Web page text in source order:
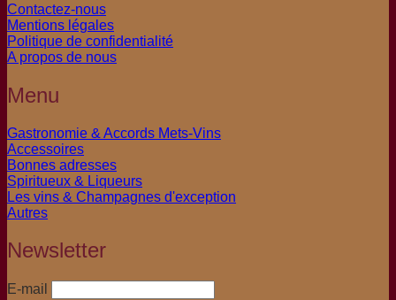
Contactez-nous
Mentions légales
Politique de confidentialité
A propos de nous
Menu
Gastronomie & Accords Mets-Vins
Accessoires
Bonnes adresses
Spiritueux & Liqueurs
Les vins & Champagnes d'exception
Autres
Newsletter
E-mail